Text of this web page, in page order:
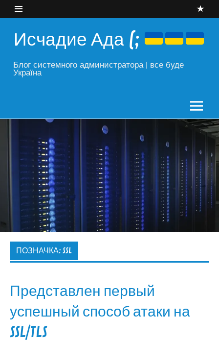
content
Исчадие Ада (;
Блог системного администратора | все буде
Україна
ПОЗНАЧКА: SSL
Представлен первый
успешный способ атаки на
SSL/TLS